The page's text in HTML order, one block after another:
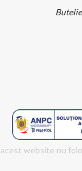
acest website nu